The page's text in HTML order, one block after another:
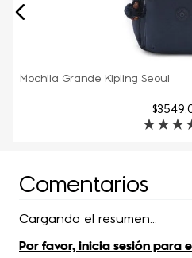
Mochila Grande Kipling Seoul
$3549.
★★★
Comentarios
Cargando el resumen…
Por favor, inicia sesión para